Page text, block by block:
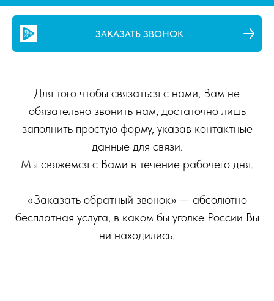
ЗАКАЗАТЬ ЗВОНОК
Для того чтобы связаться с нами, Вам не
обязательно звонить нам, достаточно лишь
заполнить простую форму, указав контактные
данные для связи.
Мы свяжемся с Вами в течение рабочего дня.
«Заказать обратный звонок» — абсолютно
бесплатная услуга, в каком бы уголке России Вы
ни находились.